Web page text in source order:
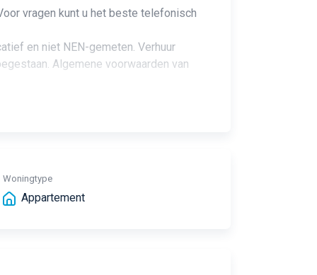
vragen kunt u het beste telefonisch
en niet NEN-gemeten. Verhuur
Algemene voorwaarden van
Woningtype
Appartement